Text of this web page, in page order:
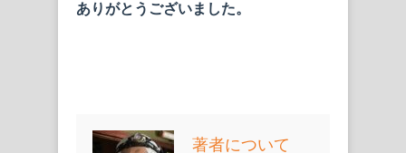
ありがとうございました。
著者について